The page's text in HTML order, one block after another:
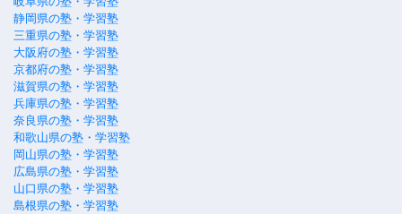
静岡県の塾・学習塾
三重県の塾・学習塾
大阪府の塾・学習塾
京都府の塾・学習塾
滋賀県の塾・学習塾
兵庫県の塾・学習塾
奈良県の塾・学習塾
和歌山県の塾・学習塾
岡山県の塾・学習塾
広島県の塾・学習塾
山口県の塾・学習塾
島根県の塾・学習塾